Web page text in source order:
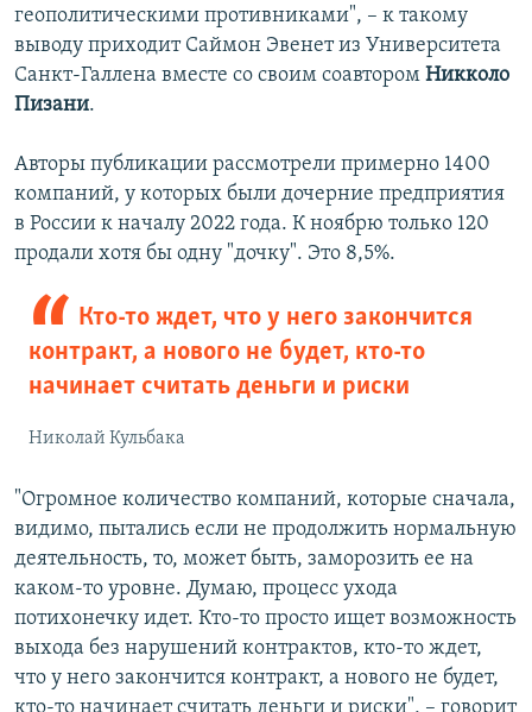
геополитическими противниками", – к такому
выводу приходит Саймон Эвенет из Университета
Санкт-Галлена вместе со своим соавтором Никколо
Пизани.
Авторы публикации рассмотрели примерно 1400
компаний, у которых были дочерние предприятия
в России к началу 2022 года. К ноябрю только 120
продали хотя бы одну "дочку". Это 8,5%.
Кто-то ждет, что у него закончится
контракт, а нового не будет, кто-то
начинает считать деньги и риски
Николай Кульбака
"Огромное количество компаний, которые сначала,
видимо, пытались если не продолжить нормальную
деятельность, то, может быть, заморозить ее на
каком-то уровне. Думаю, процесс ухода
потихонечку идет. Кто-то просто ищет возможность
выхода без нарушений контрактов, кто-то ждет,
что у него закончится контракт, а нового не будет,